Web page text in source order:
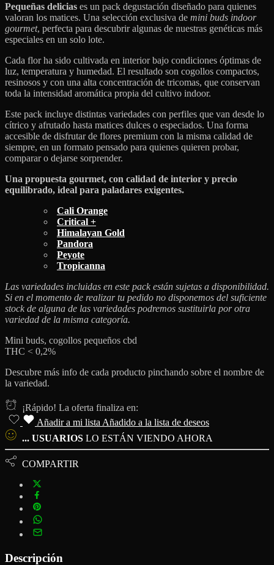
Pequeñas delicias es un pack degustación diseñado para quienes
valoran los matices. Una selección exclusiva de mini buds indoor
gourmet, perfecta para descubrir algunas de nuestras genéticas más
especiales en un solo lote.
Cada flor ha sido cultivada en interior bajo condiciones óptimas de
luz, temperatura y humedad. El resultado son cogollos compactos,
resinosos y con una alta concentración de tricomas, que conservan
toda la intensidad aromática propia del cultivo indoor.
Este pack incluye distintas variedades con perfiles que van desde lo
cítrico y afrutado hasta matices dulces o especiados. Una forma
accesible de disfrutar de flores premium con la misma calidad de
siempre, en un formato pensado para quienes quieren probar,
comparar o dejarse sorprender.
Una propuesta gourmet, con calidad de interior y precio
equilibrado, ideal para paladares exigentes.
Cali Orange
Critical +
Himalayan Gold
Pandora
Peyote
Tropicanna
Las variedades incluidas en este pack están sujetas a disponibilidad.
Si en el momento de realizar tu pedido no disponemos del suficiente
stock de alguna de las variedades podremos sustituirla por otra
variedad de la misma categoría.
Mini buds, cogollos pequeños cbd
THC < 0,2%
Descubre más info de cada producto pinchando sobre el nombre de
la variedad.
¡Rápido! La oferta finaliza en:
Añadir a mi lista Añadido a la lista de deseos
... USUARIOS LO ESTÁN VIENDO AHORA
COMPARTIR
Descripción